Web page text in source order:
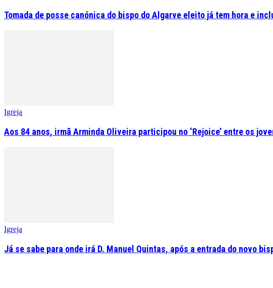
Tomada de posse canónica do bispo do Algarve eleito já tem hora e
Igreja
Aos 84 anos, irmã Arminda Oliveira participou no ‘Rejoice’ entre os
Igreja
Já se sabe para onde irá D. Manuel Quintas, após a entrada do novo